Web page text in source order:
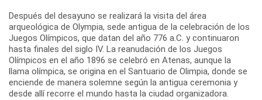
Después del desayuno se realizará la visita del área
arqueológica de Olympia, sede antigua de la celebración de los
Juegos Olímpicos, que datan del año 776 a.C. y continuaron
hasta finales del siglo IV. La reanudación de los Juegos
Olímpicos en el año 1896 se celebró en Atenas, aunque la
llama olímpica, se origina en el Santuario de Olimpia, donde se
enciende de manera solemne según la antigua ceremonia y
desde allí recorre el mundo hasta la ciudad organizadora.